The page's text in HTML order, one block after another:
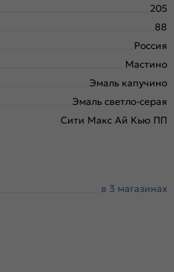
205
88
Россия
Мастино
Эмаль капучино
Эмаль светло-серая
Сити Макс Ай Кью ПП
Холоднокатанная. Новолипецкий
в 3 магазинах